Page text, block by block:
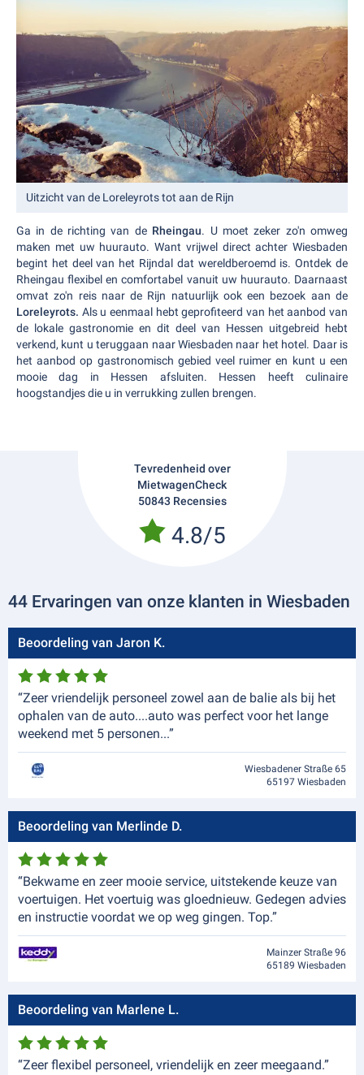
Uitzicht van de Loreleyrots tot aan de Rijn
Ga in de richting van de Rheingau. U moet zeker zo'n omweg
maken met uw huurauto. Want vrijwel direct achter Wiesbaden
begint het deel van het Rijndal dat wereldberoemd is. Ontdek de
Rheingau flexibel en comfortabel vanuit uw huurauto. Daarnaast
omvat zo'n reis naar de Rijn natuurlijk ook een bezoek aan de
Loreleyrots. Als u eenmaal hebt geprofiteerd van het aanbod van
de lokale gastronomie en dit deel van Hessen uitgebreid hebt
verkend, kunt u teruggaan naar Wiesbaden naar het hotel. Daar is
het aanbod op gastronomisch gebied veel ruimer en kunt u een
mooie dag in Hessen afsluiten. Hessen heeft culinaire
hoogstandjes die u in verrukking zullen brengen.
Tevredenheid over
MietwagenCheck
50843 Recensies
4.8/5
44 Ervaringen van onze klanten in Wiesbaden
Beoordeling van Jaron K.
“Zeer vriendelijk personeel zowel aan de balie als bij het
ophalen van de auto....auto was perfect voor het lange
weekend met 5 personen...”
Wiesbadener Straße 65
65197 Wiesbaden
Beoordeling van Merlinde D.
“Bekwame en zeer mooie service, uitstekende keuze van
voertuigen. Het voertuig was gloednieuw. Gedegen advies
en instructie voordat we op weg gingen. Top.”
Mainzer Straße 96
65189 Wiesbaden
Beoordeling van Marlene L.
“Zeer flexibel personeel, vriendelijk en zeer meegaand.”